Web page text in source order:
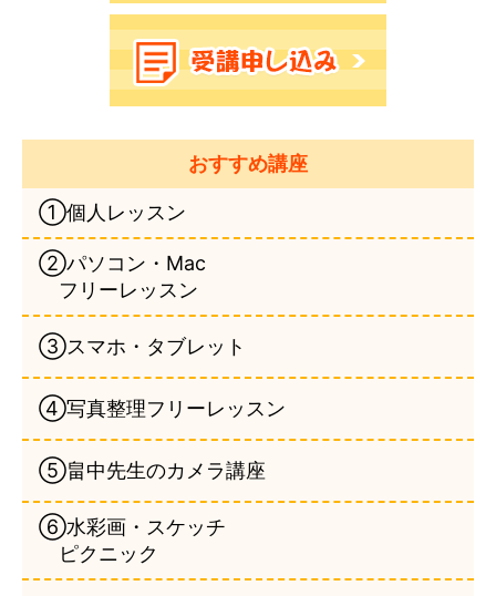
おすすめ講座
①個人レッスン
②パソコン・Mac
フリーレッスン
③スマホ・タブレット
④写真整理フリーレッスン
⑤畠中先生のカメラ講座
⑥水彩画・スケッチ
ピクニック